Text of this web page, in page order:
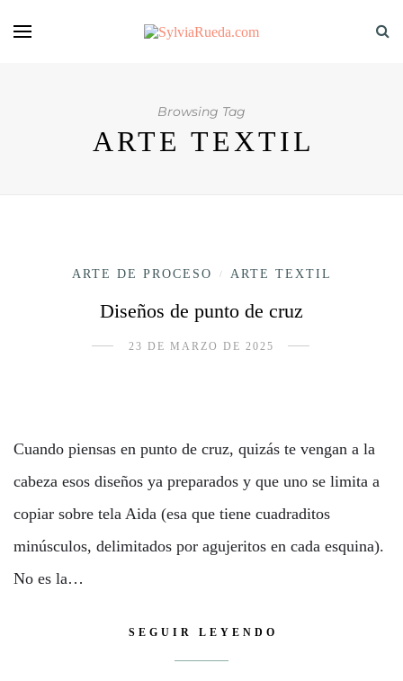
Browsing Tag
ARTE TEXTIL
ARTE DE PROCESO / ARTE TEXTIL
Diseños de punto de cruz
23 DE MARZO DE 2025
Cuando piensas en punto de cruz, quizás te vengan a la
cabeza esos diseños ya preparados y que uno se limita a
copiar sobre tela Aida (esa que tiene cuadraditos
minúsculos, delimitados por agujeritos en cada esquina).
No es la…
SEGUIR LEYENDO